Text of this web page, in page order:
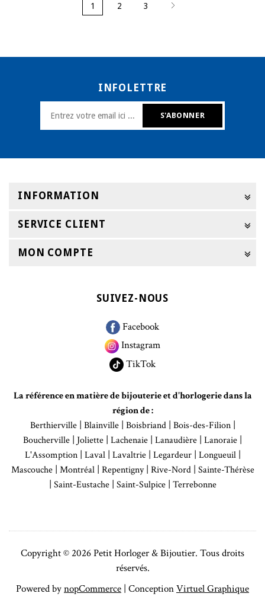
1 2 3
INFOLETTRE
INFORMATION
SERVICE CLIENT
MON COMPTE
SUIVEZ-NOUS
Facebook
Instagram
TikTok
La référence en matière de bijouterie et d'horlogerie dans la
région de :
Berthierville| Blainville| Boisbriand| Bois-des-Filion|
Boucherville | Joliette | Lachenaie | Lanaudière | Lanoraie |
L'Assomption| Laval| Lavaltrie| Legardeur| Longueuil|
Mascouche| Montréal| Repentigny| Rive-Nord| Sainte-Thérèse
| Saint-Eustache| Saint-Sulpice| Terrebonne
Copyright © 2026 Petit Horloger & Bijoutier. Tous droits
réservés.
Powered bynopCommerce | ConceptionVirtuel Graphique